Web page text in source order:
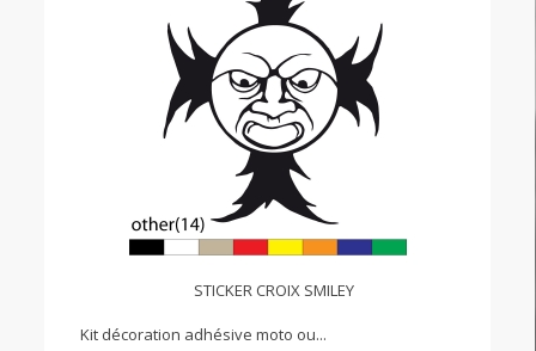
STICKER CROIX SMILEY
Kit décoration adhésive moto ou...